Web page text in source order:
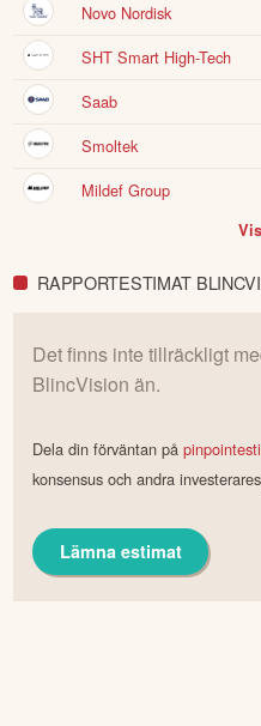
Novo Nordisk
SHT Smart High-Tech
Saab
Smoltek
Mildef Group
RAPPORTESTIMAT
Det finns inte tillräckligt
BlincVision än.
Dela din förväntan på
konsensus och andra
Lämna estimat